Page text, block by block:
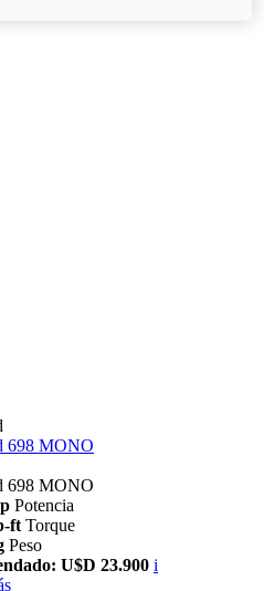
698 MONO
698 MONO
Potencia
ft Torque
Peso
U$D 23.900 i